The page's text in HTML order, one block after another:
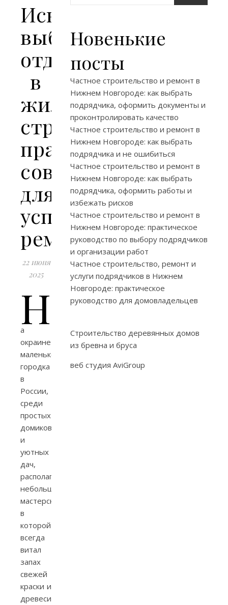
Искусство
выбора
отделки
в
жилом
строительстве:
практические
советы
для
успешного
ремонта
22 июня
2025
Н
а
окраине
маленького
городка
в
России,
среди
простых
домиков
и
уютных
дач,
располагалась
небольшая
мастерская,
в
которой
всегда
витал
запах
свежей
краски и
древесины.
Новенькие
посты
Частное строительство и ремонт в
Нижнем Новгороде: как выбрать
подрядчика, оформить документы и
проконтролировать качество
Частное строительство и ремонт в
Нижнем Новгороде: как выбрать
подрядчика и не ошибиться
Частное строительство и ремонт в
Нижнем Новгороде: как выбрать
подрядчика, оформить работы и
избежать рисков
Частное строительство и ремонт в
Нижнем Новгороде: практическое
руководство по выбору подрядчиков
и организации работ
Частное строительство, ремонт и
услуги подрядчиков в Нижнем
Новгороде: практическое
руководство для домовладельцев
Строительство деревянных домов
из бревна и бруса
веб студия AviGroup